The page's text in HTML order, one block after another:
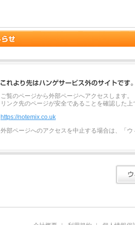
ご覧のページから外部ページへアクセスします。
リンク先のページが安全であることを確認した
https://notemix.co.uk
外部ページへのアクセスを中止する場合は、「